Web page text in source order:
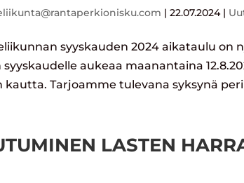
|22.07.2024|
syyskauden 2024 aikataulu on
aukeaa maanantaina
kautta. Tarjoamme tulevana syksynä
LASTEN